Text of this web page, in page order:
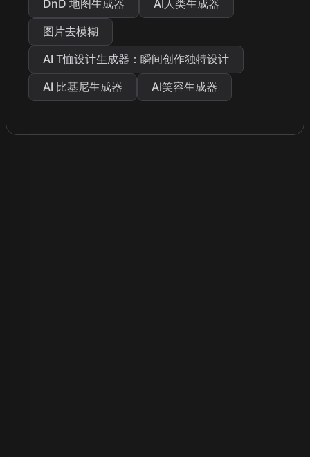
DnD 地图生成器
AI人类生成器
图片去模糊
AI T恤设计生成器：瞬间创作独特设计
AI 比基尼生成器
AI笑容生成器